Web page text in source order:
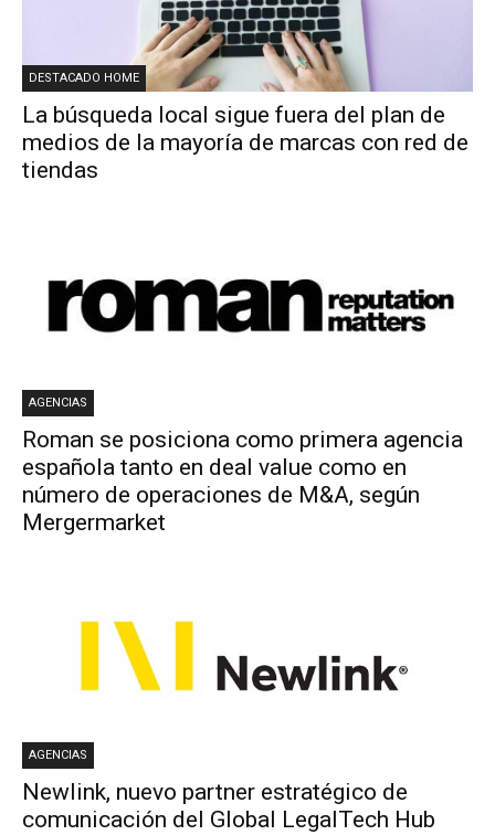
DESTACADO HOME
La búsqueda local sigue fuera del plan de
medios de la mayoría de marcas con red de
tiendas
AGENCIAS
Roman se posiciona como primera agencia
española tanto en deal value como en
número de operaciones de M&A, según
Mergermarket
AGENCIAS
Newlink, nuevo partner estratégico de
comunicación del Global LegalTech Hub